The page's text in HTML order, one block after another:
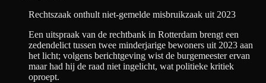
Rechtszaak onthult niet-gemelde misbruikzaak uit 2023
Een uitspraak van de rechtbank in Rotterdam brengt een
zedendelict tussen twee minderjarige bewoners uit 2023 aan
het licht; volgens berichtgeving wist de burgemeester ervan
maar had hij de raad niet ingelicht, wat politieke kritiek
oproept.